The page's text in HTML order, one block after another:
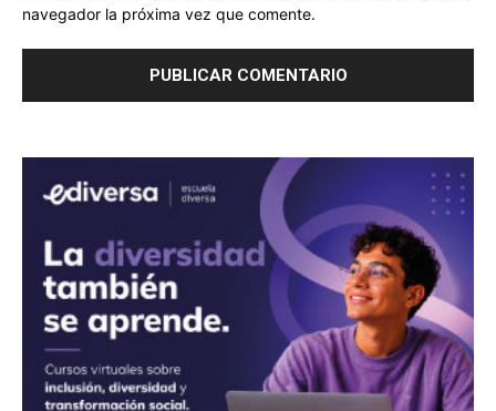
navegador la próxima vez que comente.